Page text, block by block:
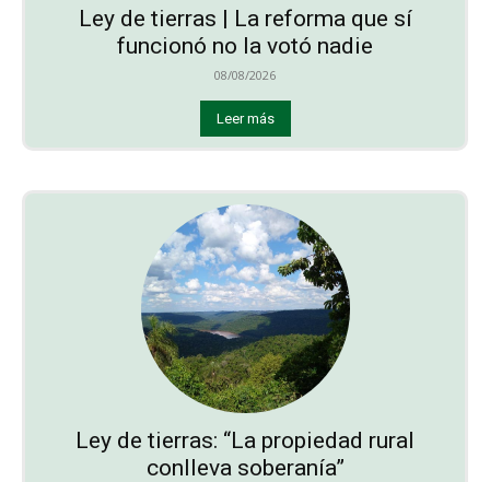
Ley de tierras | La reforma que sí
funcionó no la votó nadie
08/08/2026
Leer más
Ley de tierras: “La propiedad rural
conlleva soberanía”